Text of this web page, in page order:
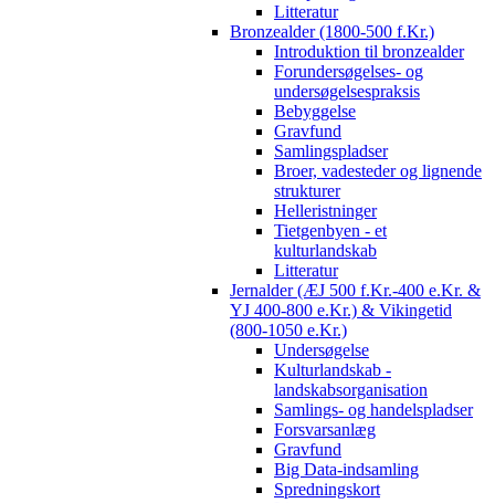
Litteratur
Bronzealder (1800-500 f.Kr.)
Introduktion til bronzealder
Forundersøgelses- og
undersøgelsespraksis
Bebyggelse
Gravfund
Samlingspladser
Broer, vadesteder og lignende
strukturer
Helleristninger
Tietgenbyen - et
kulturlandskab
Litteratur
Jernalder (ÆJ 500 f.Kr.-400 e.Kr. &
YJ 400-800 e.Kr.) & Vikingetid
(800-1050 e.Kr.)
Undersøgelse
Kulturlandskab -
landskabsorganisation
Samlings- og handelspladser
Forsvarsanlæg
Gravfund
Big Data-indsamling
Spredningskort